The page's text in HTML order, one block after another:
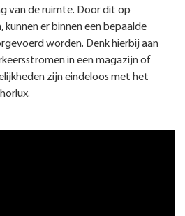
van de ruimte. Door dit op
er binnen een bepaalde
worden. Denk hierbij aan
in een magazijn of
zijn eindeloos met het